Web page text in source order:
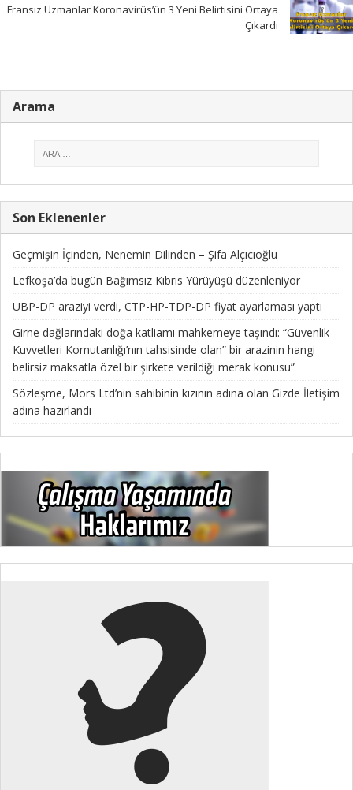
Fransız Uzmanlar Koronavirüs’ün 3 Yeni Belirtisini Ortaya
Çıkardı
Arama
Son Eklenenler
Geçmişin İçinden, Nenemin Dilinden – Şifa Alçıcıoğlu
Lefkoşa’da bugün Bağımsız Kıbrıs Yürüyüşü düzenleniyor
UBP-DP araziyi verdi, CTP-HP-TDP-DP fiyat ayarlaması yaptı
Girne dağlarındaki doğa katliamı mahkemeye taşındı: “Güvenlik
Kuvvetleri Komutanlığı’nın tahsisinde olan” bir arazinin hangi
belirsiz maksatla özel bir şirkete verildiği merak konusu”
Sözleşme, Mors Ltd’nin sahibinin kızının adına olan Gizde İletişim
adına hazırlandı